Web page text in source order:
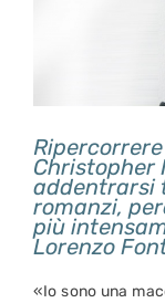
Christopher
addentrarsi
romanzi,
più
Lorenzo
«Io sono una